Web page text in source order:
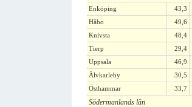
Enköping 43,3
Håbo
49,6
Knivsta
48,4
Tierp
29,4
Uppsala
46,9
Älvkarleby
30,5
Östhammar
33,7
Södermanlands län